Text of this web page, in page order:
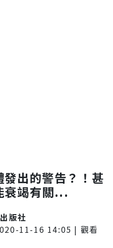
發出的警告？！甚
衰竭有關...
版社
11-16 14:05 | 觀看